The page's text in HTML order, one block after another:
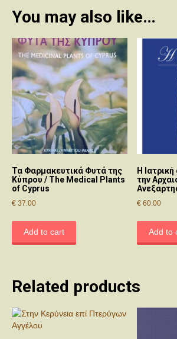
You may also like…
Τα Φαρμακευτικά Φυτά της
Κύπρου / The Medical Plants
of Cyprus
€ 37.00
Add to cart
Η
την
€ 60.00
Add to
Related products